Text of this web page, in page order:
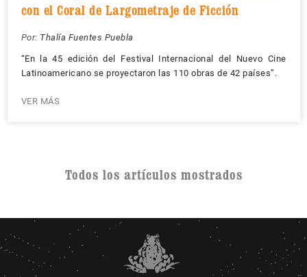
con el Coral de Largometraje de Ficción
Por: Thalía Fuentes Puebla
“En la 45 edición del Festival Internacional del Nuevo Cine
Latinoamericano se proyectaron las 110 obras de 42 países”.
VER MÁS
Todos los artículos mostrados